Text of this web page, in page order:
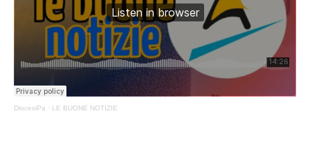
DiocesiPa · LE BUONE NOTIZIE